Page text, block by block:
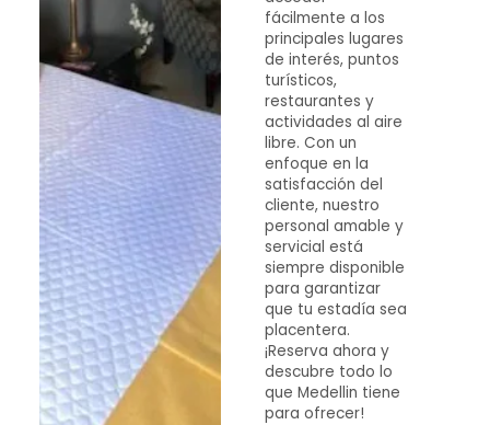
fácilmente a los
principales lugares
de interés, puntos
turísticos,
restaurantes y
actividades al aire
libre. Con un
enfoque en la
satisfacción del
cliente, nuestro
personal amable y
servicial está
siempre disponible
para garantizar
que tu estadía sea
placentera.
¡Reserva ahora y
descubre todo lo
que Medellin tiene
para ofrecer!